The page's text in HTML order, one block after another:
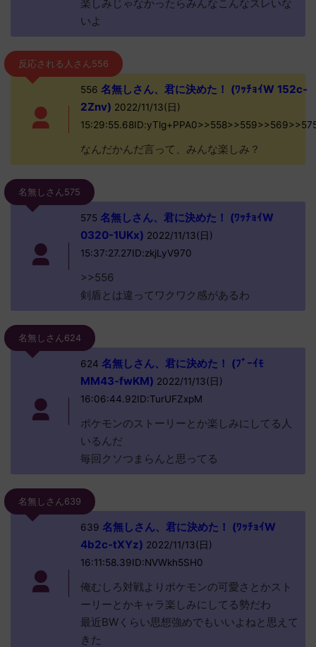
楽しみじゃなかったらみんなこんなスレいな
いよ
反応される人さん556
556 名無しさん、君に決めた！ (ﾜｯﾁｮｲW 152c-
2Znv) 2022/11/13(日)
なんだかんだ言って、みんな楽しみ？
名無しさん575
575名無しさん、君に決めた！ (ﾜｯﾁｮｲW
0320-1UKx) 2022/11/13(日)
15:37:27.27ID:zkjLyV970
>>556
剣盾とは違ってワクワク感があるわ
名無しさん624
624 名無しさん、君に決めた！ (ﾌﾞｰｲﾓ
MM43-fwKM) 2022/11/13(日)
16:06:44.92ID:TurUFZxpM
ポケモンのストーリーとか楽しみにしてる人
いるんだ
毎回クソつまらんと思ってる
名無しさん639
639 名無しさん、君に決めた！ (ﾜｯﾁｮｲW
4b2c-tXYz) 2022/11/13(日)
16:11:58.39ID:NVWkh5SH0
俺むしろ対戦よりポケモンの可愛さとかスト
ーリーとかキャラ楽しみにしてる勢だわ
最近BWくらい思想強めでもいいよねと思えて
きた